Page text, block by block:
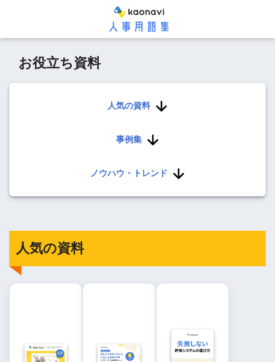
お役立ち資料
人気の資料
事例集
ノウハウ・トレンド
人気の資料